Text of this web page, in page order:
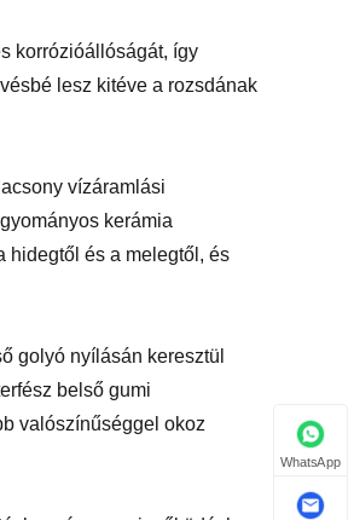
korrózióállóságát, így
lesz kitéve a rozsdának
vízáramlási
kerámia
hidegtől és a melegtől, és
golyó nyílásán keresztül
belső gumi
valószínűséggel okoz
WhatsApp